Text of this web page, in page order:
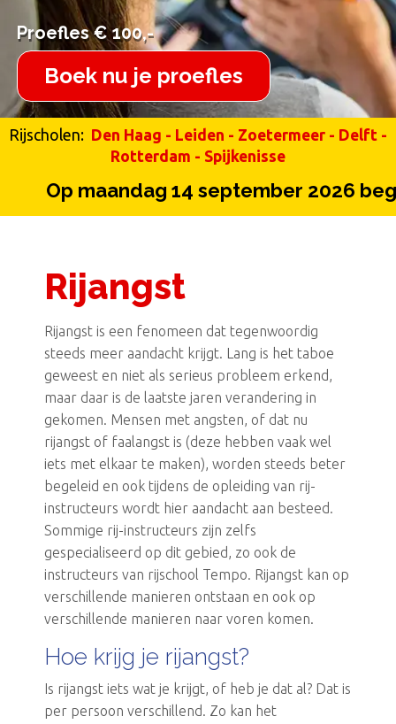
Proefles € 100,-
Proefles € 100,-
Boek nu je proefles
Rijscholen: Den Haag - Leiden - Zoetermeer - Delft -
Rotterdam - Spijkenisse
Op maandag 14 september 2026
Rijangst
Rijangst is een fenomeen dat tegenwoordig
steeds meer aandacht krijgt. Lang is het taboe
geweest en niet als serieus probleem erkend,
maar daar is de laatste jaren verandering in
gekomen. Mensen met angsten, of dat nu
rijangst of faalangst is (deze hebben vaak wel
iets met elkaar te maken), worden steeds beter
begeleid en ook tijdens de opleiding van rij-
instructeurs wordt hier aandacht aan besteed.
Sommige rij-instructeurs zijn zelfs
gespecialiseerd op dit gebied, zo ook de
instructeurs van rijschool Tempo. Rijangst kan op
verschillende manieren ontstaan en ook op
verschillende manieren naar voren komen.
Hoe krijg je rijangst?
Is rijangst iets wat je krijgt, of heb je dat al? Dat is
per persoon verschillend. Zo kan het